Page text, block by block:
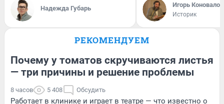
Надежда Губарь Игорь Коновалов
Историк
РЕКОМЕНДУЕМ
Почему у томатов скручиваются листья
— три причины и решение проблемы
8 часов 5 408 Обсудить
Работает в клинике и играет в театре — что известно о